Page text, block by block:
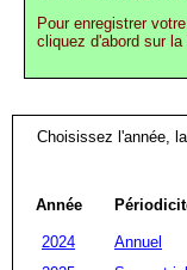
Pour enregistrer
cliquez d'abord sur
Choisissez l'année,
Année
2024
Annuel